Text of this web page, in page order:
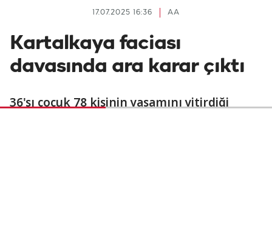
AA
17.07.2025 16:36
Kartalkaya faciası
davasında ara karar çıktı
36'sı çocuk 78 kişinin yaşamını yitirdiği